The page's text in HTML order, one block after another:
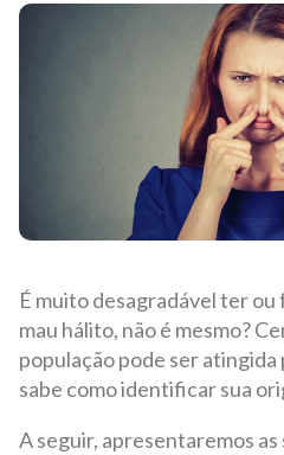
É muito desagradável ter ou
mau hálito, não é mesmo?
população pode ser atingida
sabe como identificar sua
A seguir, apresentaremos